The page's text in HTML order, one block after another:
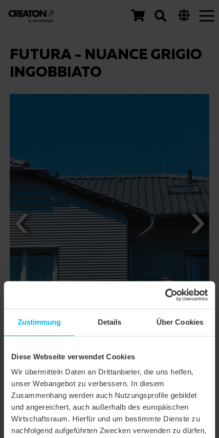
Zustimmung Details Über Cookies
Diese Webseite verwendet Cookies
Wir übermitteln Daten an Drittanbieter, die uns helfen,
unser Webangebot zu verbessern. In diesem
Zusammenhang werden auch Nutzungsprofile gebildet
und angereichert, auch außerhalb des europäischen
Wirtschaftsraum. Hierfür und um bestimmte Dienste zu
nachfolgend aufgeführten Zwecken verwenden zu dürfen,
FUTURA - NUANCE GRIGIO
INGOBBIATO
DETTAGLI
CLASSI FUTURA
Famiglia di prodotto Tegola piana
Gruppo prodotto Tegole